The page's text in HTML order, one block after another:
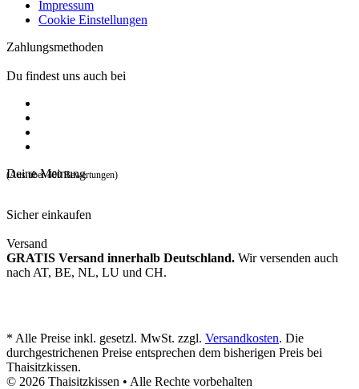
Impressum
Cookie Einstellungen
Zahlungsmethoden
Du findest uns auch bei
Deine Meinung
(Aus über 400 Bewertungen)
Sicher einkaufen
Versand
GRATIS Versand innerhalb Deutschland. Wir versenden auch
nach AT, BE, NL, LU und CH.
* Alle Preise inkl. gesetzl. MwSt. zzgl. Versandkosten. Die
durchgestrichenen Preise entsprechen dem bisherigen Preis bei
Thaisitzkissen.
© 2026 Thaisitzkissen • Alle Rechte vorbehalten